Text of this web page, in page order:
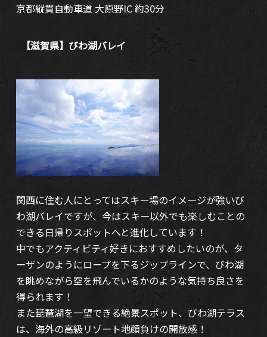
京都縦貫自動車道 大原野IC 約30分
【滋賀県】びわ湖バレイ
関西に住む人にとってはスキー場のイメージが強いび
わ湖バレイですが、今はスキー以外でも楽しむことの
できる日帰りスポットへと進化しています！
中でもアクティビティ好きにおすすめしたいのが、タ
ーザンのようにロープを下るジップラインで、びわ湖
を眺めながら空を飛んでいるかのような気持ち良さを
得られます！
また琵琶湖を一望できる絶景スポット、びわ湖テラス
は、海外の高級リゾート地顔負けの開放感！